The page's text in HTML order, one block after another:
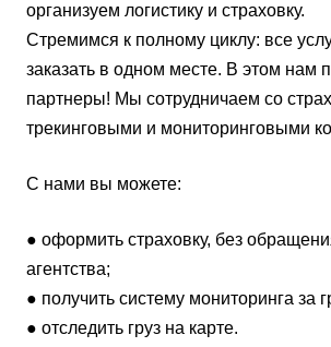
организуем логистику и страховку.
Стремимся к полному циклу: все
заказать в одном месте. В этом нам
партнеры! Мы сотрудничаем со
трекинговыми и мониторинговыми
С нами вы можете:
● оформить страховку, без
агентства;
● получить систему мониторинга за
● отследить груз на карте.